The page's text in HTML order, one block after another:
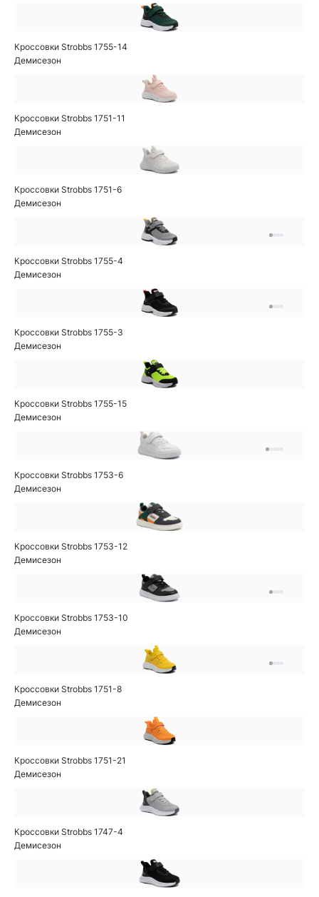
Кроссовки Strobbs 1755-14
Демисезон
Кроссовки Strobbs 1751-11
Демисезон
Кроссовки Strobbs 1751-6
Демисезон
Кроссовки Strobbs 1755-4
Демисезон
Кроссовки Strobbs 1755-3
Демисезон
Кроссовки Strobbs 1755-15
Демисезон
Кроссовки Strobbs 1753-6
Демисезон
Кроссовки Strobbs 1753-12
Демисезон
Кроссовки Strobbs 1753-10
Демисезон
Кроссовки Strobbs 1751-8
Демисезон
Кроссовки Strobbs 1751-21
Демисезон
Кроссовки Strobbs 1747-4
Демисезон